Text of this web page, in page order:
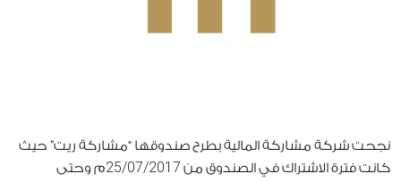
نجحت شركة مشاركة المالية بطرح صندوقها “مشاركة ريت” حيث
كانت فترة الاشتراك في الصندوق من 25/07/2017م وحتى